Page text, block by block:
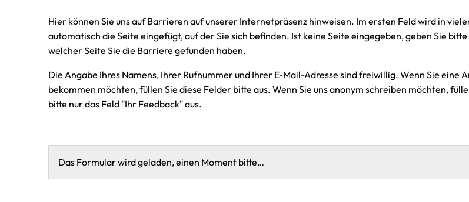
Hier können Sie uns auf Barrieren auf unserer Internetpräsenz hinweisen. Im ersten Feld wird in
automatisch die Seite eingefügt, auf der Sie sich befinden. Ist keine Seite eingegeben, geben Sie bitte
welcher Seite Sie die Barriere gefunden haben.
Die Angabe Ihres Namens, Ihrer Rufnummer und Ihrer E-Mail-Adresse sind freiwillig. Wenn Sie eine
bekommen möchten, füllen Sie diese Felder bitte aus. Wenn Sie uns anonym schreiben möchten,
bitte nur das Feld "Ihr Feedback" aus.
Das Formular wird geladen, einen Moment bitte…